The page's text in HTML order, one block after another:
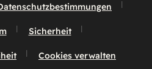
Sicherheit
Cookies verwalten